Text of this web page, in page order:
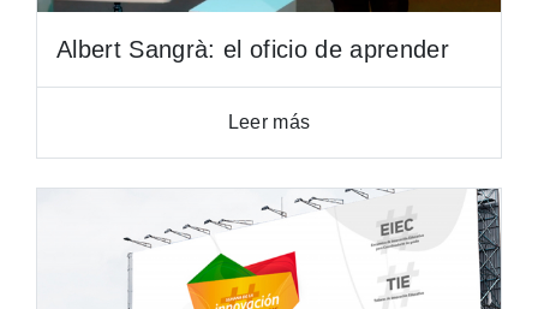
Albert Sangrà: el oficio de aprender
Leer más